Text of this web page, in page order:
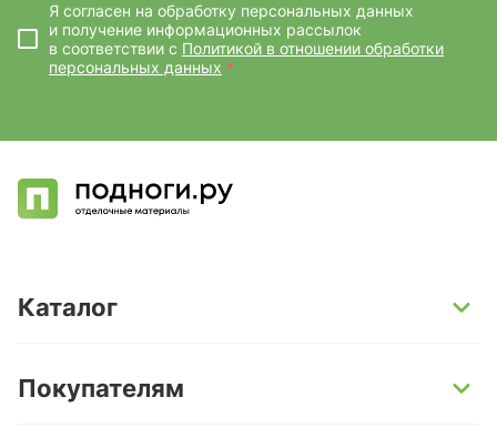
Я согласен на обработку персональных данных
и получение информационных рассылок
в соответствии с Политикой в отношении обработки
персональных данных *
Каталог
Кварц-винил и LVT-плитка
Покупателям